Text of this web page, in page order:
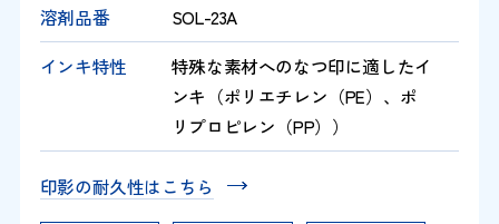
溶剤品番
SOL-23A
インキ特性
特殊な素材へのなつ印に適したイ
ンキ（ポリエチレン（PE）、ポ
リプロピレン（PP））
印影の耐久性はこちら